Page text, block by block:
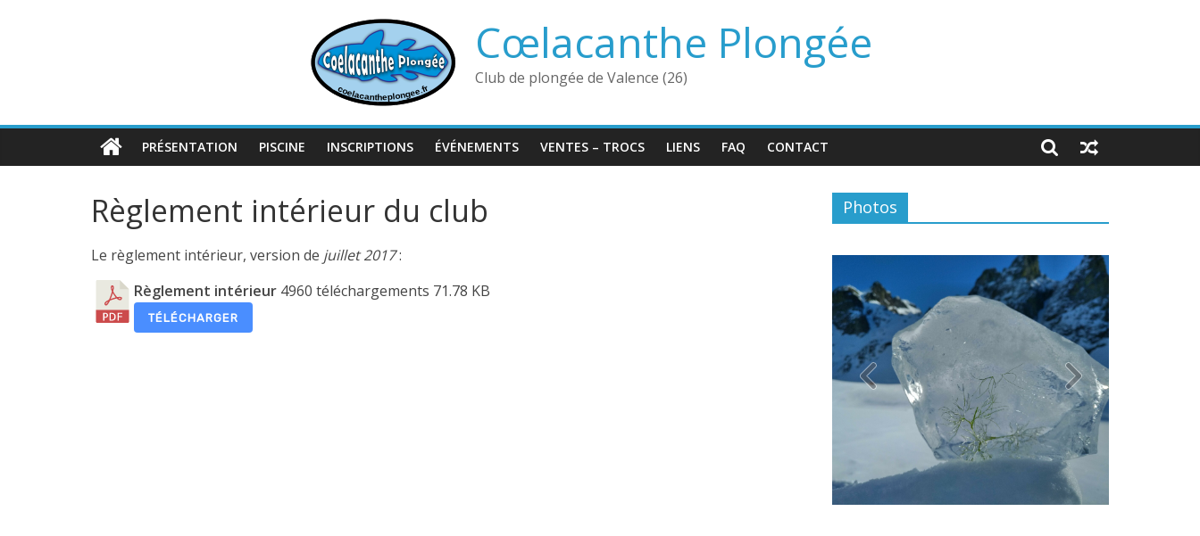
Cœlacanthe Plongée
Club de plongée de Valence (26)
PRÉSENTATION PISCINE INSCRIPTIONS ÉVÉNEMENTS VENTES – TROCS LIENS FAQ CONTACT
Règlement intérieur du club
Le règlement intérieur, version de juillet 2017:
Règlement intérieur 4960 téléchargements 71.78 KB
TÉLÉCHARGER
Photos